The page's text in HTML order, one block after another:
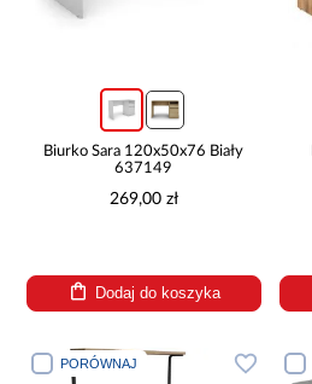
Biurko Sara 120x50x76 Biały
637149
269,00 zł
Dodaj do koszyka
PORÓWNAJ